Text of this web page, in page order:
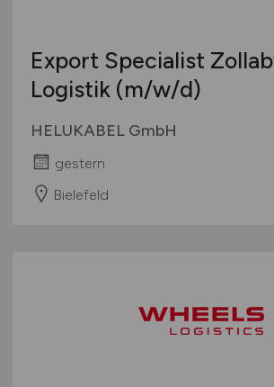
Export Specialist
Logistik (m/w/d)
HELUKABEL GmbH
gestern
Bielefeld